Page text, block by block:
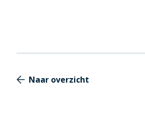
Naar overzicht